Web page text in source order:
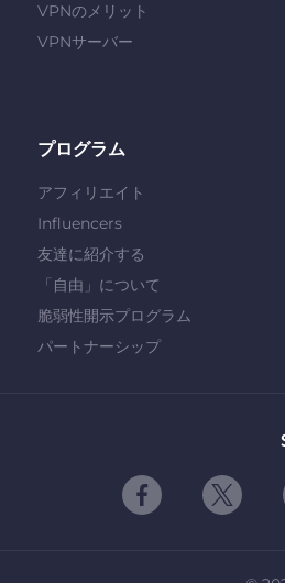
VPNのメリット
VPNサーバー
プログラム
アフィリエイト
Influencers
友達に紹介する
「自由」について
脆弱性開示プログラム
パートナーシップ